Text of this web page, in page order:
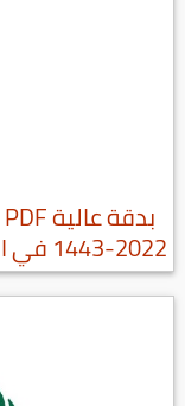
2022-1443 في السعودية